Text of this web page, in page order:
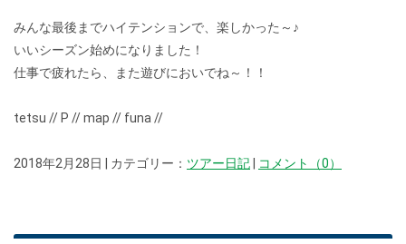
みんな最後までハイテンションで、楽しかった～♪
いいシーズン始めになりました！
仕事で疲れたら、また遊びにおいでね～！！
tetsu // P // map // funa //
2018年2月28日 | カテゴリー： ツアー日記| コメント（0）